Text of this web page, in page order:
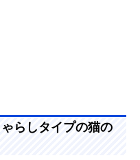
らしタイプの猫の